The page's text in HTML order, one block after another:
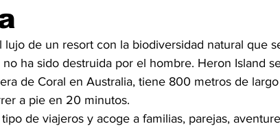
lujo de un resort con la biodiversidad natural que
ha sido destruida por el hombre. Heron Island
de Coral en Australia, tiene 800 metros de
a pie en 20 minutos.
de viajeros y acoge a familias, parejas,